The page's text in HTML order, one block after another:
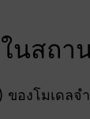
นสถา
ของโมเดล